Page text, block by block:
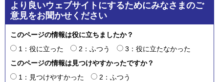
より良いウェブサイトにするためにみなさまのご
意見をお聞かせください
このページの情報は役に立ちましたか？
1：役に立った
2：ふつう
3：役に立たなかった
このページの情報は見つけやすかったですか？
1：見つけやすかった
2：ふつう